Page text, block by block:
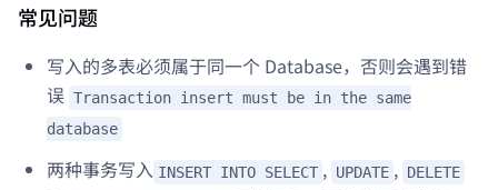
常见问题
写入的多表必须属于同一个 Database，否则会遇到错
误 Transaction insert must be in the same
database
两种事务写入 INSERT INTO SELECT , UPDATE , DELETE